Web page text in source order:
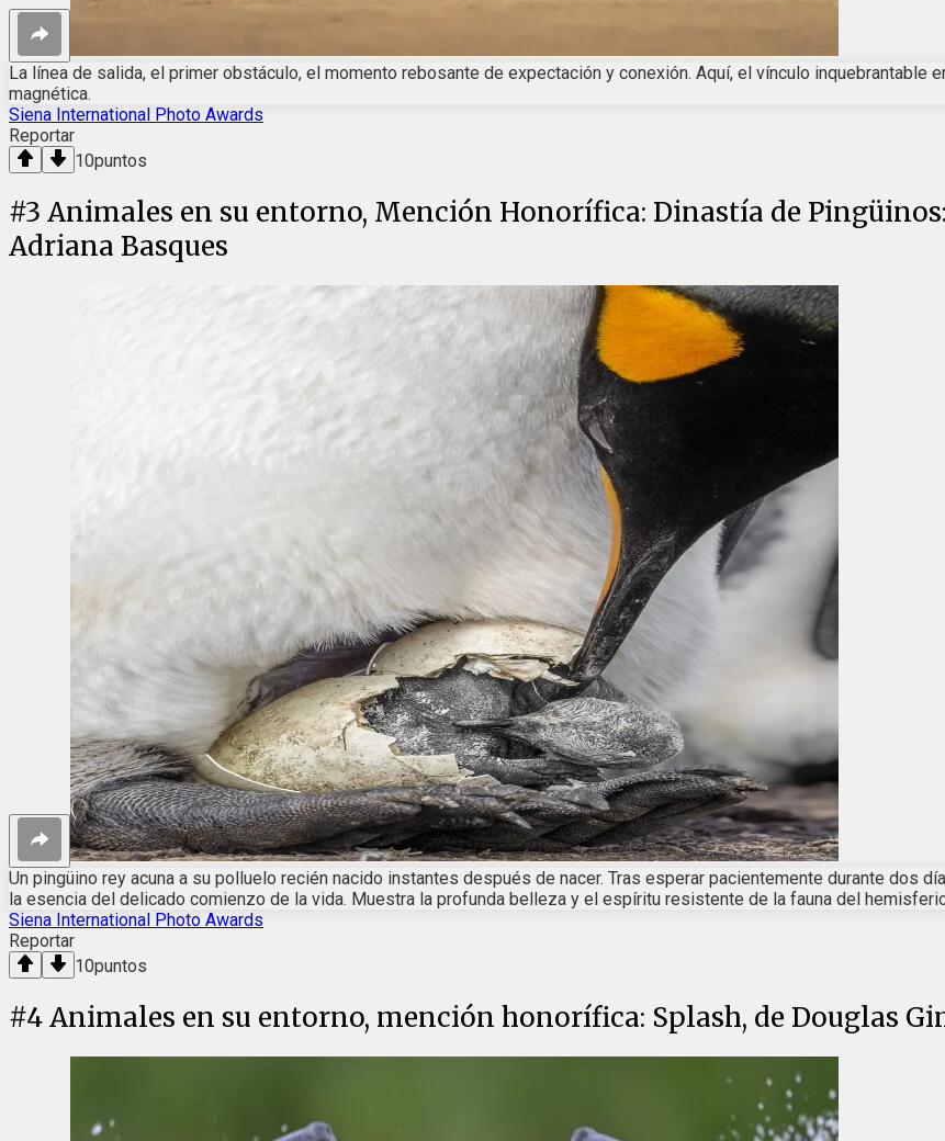
La línea de salida, el primer obstáculo, el momento rebosante de expectación y conexión. Aquí, el vínculo inquebrantable
magnética.
Siena International Photo Awards
Reportar
10puntos
#3 Animales en su entorno, Mención Honorífica: Dinastía de
Adriana Basques
Un pingüino rey acuna a su polluelo recién nacido instantes después de nacer. Tras esperar pacientemente durante dos
la esencia del delicado comienzo de la vida. Muestra la profunda belleza y el espíritu resistente de la fauna del
Siena International Photo Awards
Reportar
10puntos
#4Animales en su entorno, mención honorífica: Splash, de Douglas